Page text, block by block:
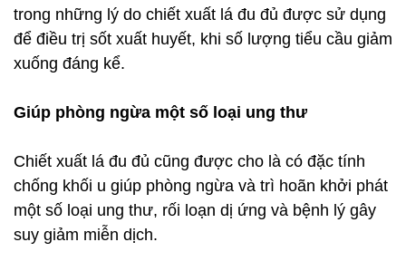
trong những lý do chiết xuất lá đu đủ được sử dụng
để điều trị sốt xuất huyết, khi số lượng tiểu cầu giảm
xuống đáng kể.
Giúp phòng ngừa một số loại ung thư
Chiết xuất lá đu đủ cũng được cho là có đặc tính
chống khối u giúp phòng ngừa và trì hoãn khởi phát
một số loại ung thư, rối loạn dị ứng và bệnh lý gây
suy giảm miễn dịch.